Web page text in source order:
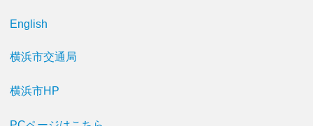
English
横浜市交通局
横浜市HP